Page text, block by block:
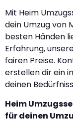
Mit Heim
dein Umzug von
besten Händen
Erfahrung,
fairen Preise.
erstellen dir ein
deinen
Heim
für deinen